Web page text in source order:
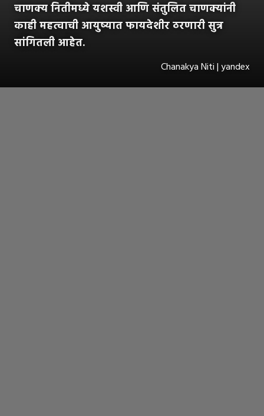
चाणक्य नितीमध्ये यशस्वी आणि संतुलित चाणक्यांनी
काही महत्वाची आयुष्यात फायदेशीर ठरणारी सुत्र
सांगितली आहेत.
Chanakya Niti | yandex